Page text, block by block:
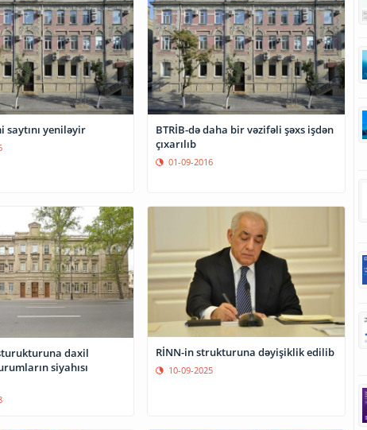
rəsmi saytını yeniləyir
BTRİB-də daha bir vəzifəli şəxs işdən
çıxarılıb
01-09-2016
daxil
siyahısı
RİNN-in strukturuna dəyişiklik edilib
10-09-2025